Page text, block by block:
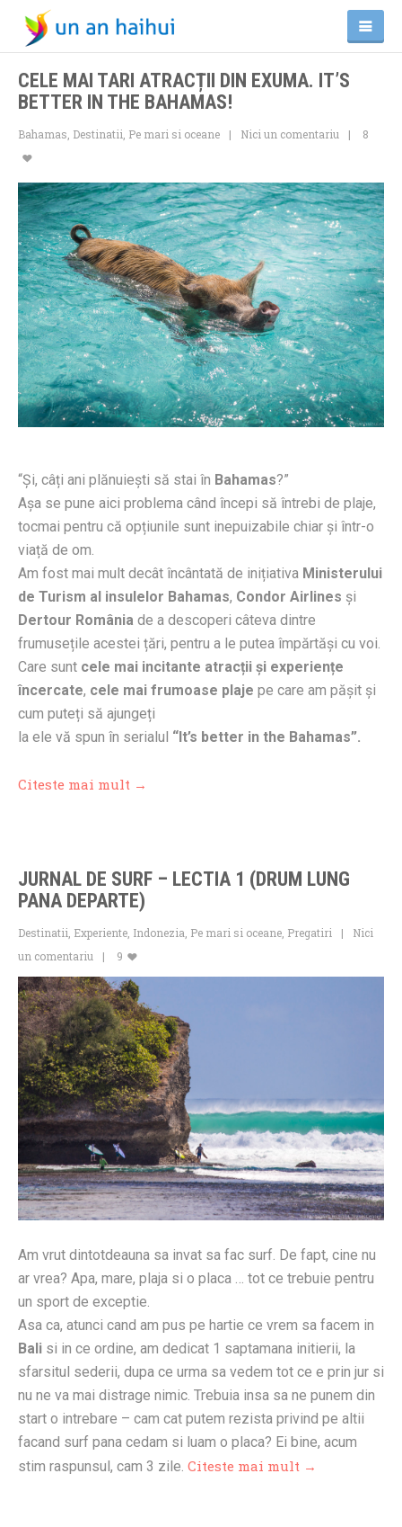
CELE MAI TARI ATRACȚII DIN EXUMA. IT’S
BETTER IN THE BAHAMAS!
Bahamas Destinatii Pe mari si oceane Nici un comentariu 8
“Și, câți ani plănuiești să stai în Bahamas?”
Așa se pune aici problema când începi să întrebi de plaje,
tocmai pentru că opțiunile sunt inepuizabile chiar și într-o
viață de om.
Am fost mai mult decât încântată de inițiativa Ministerului
de Turism al insulelor Bahamas, Condor Airlines și
Dertour România de a descoperi câteva dintre
frumusețile acestei țări, pentru a le putea împărtăși cu voi.
Care sunt cele mai incitante atracții și experiențe
încercate, cele mai frumoase plaje pe care am pășit și
cum puteți să ajungeți
la ele vă spun în serialul “It’s better in the Bahamas”.
Citeste mai mult →
JURNAL DE SURF – LECTIA 1 (DRUM LUNG
PANA DEPARTE)
Destinatii Experiente Indonezia Pe mari si oceane Pregatiri
Nici
un comentariu
9
Am vrut dintotdeauna sa invat sa fac surf. De fapt, cine nu
ar vrea? Apa, mare, plaja si o placa … tot ce trebuie pentru
un sport de exceptie.
Asa ca, atunci cand am pus pe hartie ce vrem sa facem in
Bali si in ce ordine, am dedicat 1 saptamana initierii, la
sfarsitul sederii, dupa ce urma sa vedem tot ce e prin jur si
nu ne va mai distrage nimic. Trebuia insa sa ne punem din
start o intrebare – cam cat putem rezista privind pe altii
facand surf pana cedam si luam o placa? Ei bine, acum
stim raspunsul, cam 3 zile. Citeste mai mult →